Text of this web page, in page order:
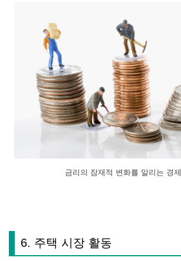
금리의 잠재적 변화를 알리는 경
6. 주택 시장 활동